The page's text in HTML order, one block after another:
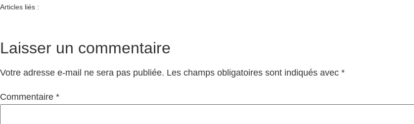
Articles liés :
Laisser un commentaire
Votre adresse e-mail ne sera pas publiée. Les champs obligatoires sont indiqués avec *
Commentaire *